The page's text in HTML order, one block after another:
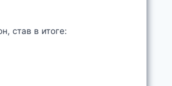
став в итоге: